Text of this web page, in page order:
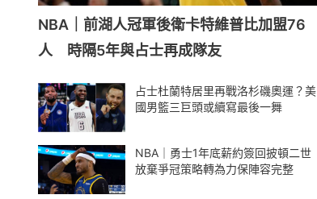
NBA｜前湖人冠軍後衛卡特維普比加盟76
人 時隔5年與占士再成隊友
占士杜蘭特居里再戰洛杉磯奧運？美
國男籃三巨頭或續寫最後一舞
NBA｜勇士1年底薪約簽回披頓二世
放棄爭冠策略轉為力保陣容完整